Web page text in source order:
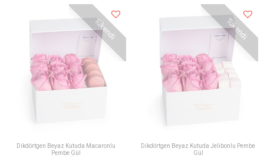
Tükendi
Dikdörtgen Beyaz Kutuda Macaronlu
Pembe Gül
Tükendi
Dikdörtgen Beyaz Kutuda Jelibonlu Pembe
Gül